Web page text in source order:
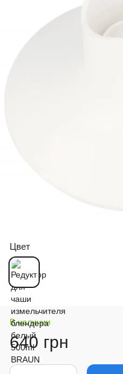
Цвет
В наличии
640 грн